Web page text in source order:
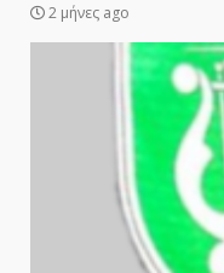
2 μήνες ago